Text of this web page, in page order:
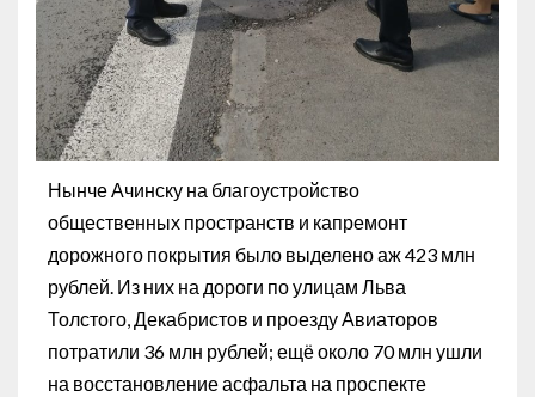
Нынче Ачинску на благоустройство
общественных пространств и капремонт
дорожного покрытия было выделено аж 423 млн
рублей. Из них на дороги по улицам Льва
Толстого, Декабристов и проезду Авиаторов
потратили 36 млн рублей; ещё около 70 млн ушли
на восстановление асфальта на проспекте